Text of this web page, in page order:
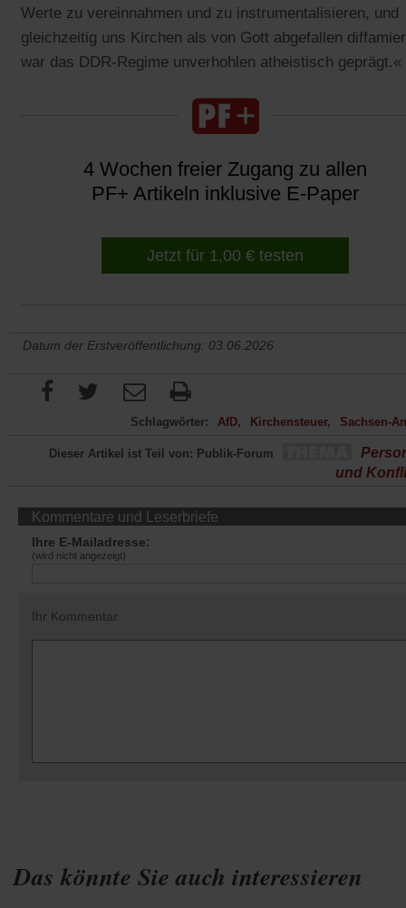
Das könnte Sie auch interessieren
Werte zu vereinnahmen und zu instrumentalisieren, und
gleichzeitig uns Kirchen als von Gott abgefallen
war das DDR-Regime unverhohlen atheistisch geprägt.«
4 Wochen freier Zugang zu allen
PF+ Artikeln inklusive E-Paper
Jetzt für 1,00 € testen
Datum der Erstveröffentlichung: 03.06.2026
Schlagwörter: AfD Kirchensteuer Sachsen-
Dieser Artikel ist Teil von: Publik-Forum
und
Kommentare und Leserbriefe
Ihre E-Mailadresse:
(wird nicht angezeigt)
Ihr Kommentar